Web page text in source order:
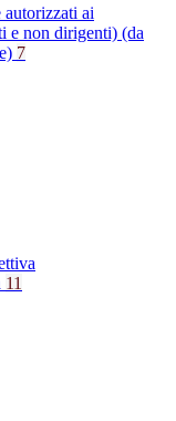
ai
e non dirigenti) (da
7
11